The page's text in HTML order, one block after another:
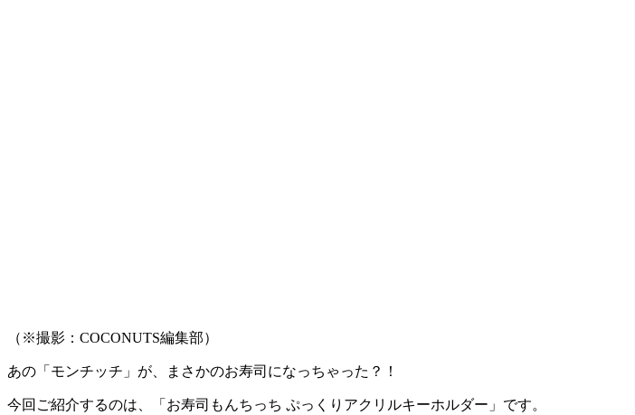
（※撮影：COCONUTS編集部）
あの「モンチッチ」が、まさかのお寿司になっちゃった？！
今回ご紹介するのは、「お寿司もんちっち ぷっくりアクリルキーホルダー」です。